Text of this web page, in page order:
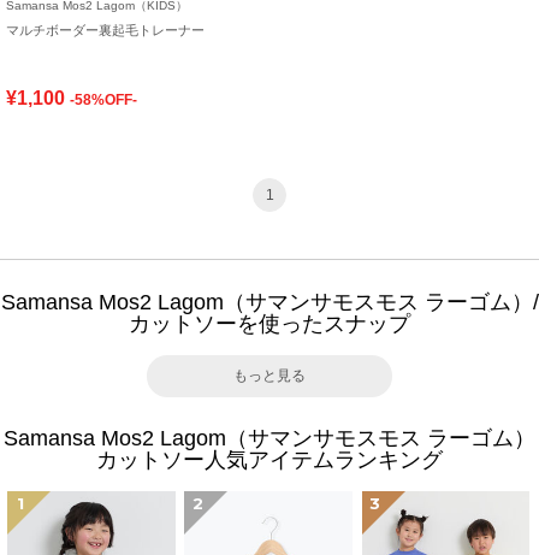
Samansa Mos2 Lagom（KIDS）
マルチボーダー裏起毛トレーナー
¥1,100 -58%OFF-
1
Samansa Mos2 Lagom（サマンサモスモス ラーゴム）/
カットソーを使ったスナップ
もっと見る
Samansa Mos2 Lagom（サマンサモスモス ラーゴム）
カットソー人気アイテムランキング
1 2 3